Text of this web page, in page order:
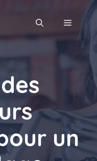
MENU
un